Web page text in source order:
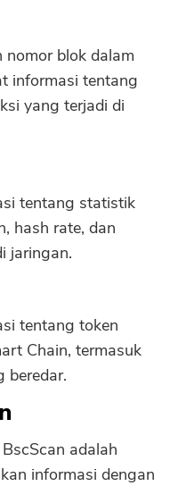
nomor blok dalam
informasi tentang
yang terjadi di
tentang statistik
hash rate, dan
jaringan.
tentang token
Chain, termasuk
beredar.
adalah
informasi dengan